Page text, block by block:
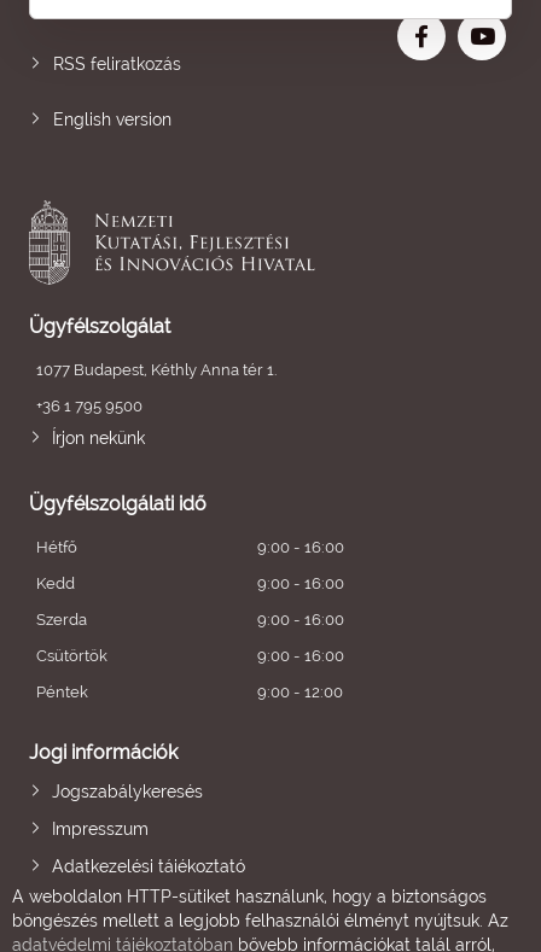
RSS feliratkozás
English version
Ügyfélszolgálat
1077 Budapest, Kéthly Anna tér 1.
+36 1 795 9500
Írjon nekünk
Ügyfélszolgálati idő
Hétfő
9:00 - 16:00
Kedd
9:00 - 16:00
Szerda
9:00 - 16:00
Csütörtök
9:00 - 16:00
Péntek
9:00 - 12:00
Jogi információk
Jogszabálykeresés
Impresszum
Adatkezelési tájékoztató
A weboldalon HTTP-sütiket használunk, hogy a biztonságos
böngészés mellett a legjobb felhasználói élményt nyújtsuk. Az
adatvédelmi tájékoztatóban bővebb információkat talál arról,